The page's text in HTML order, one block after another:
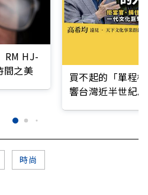
間之美
買不起的「單程
響台灣近半世紀
時尚